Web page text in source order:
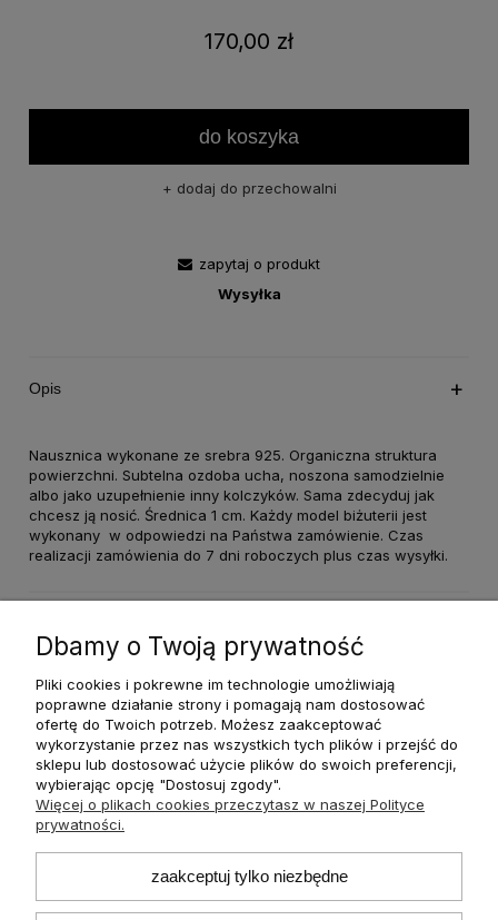
170,00 zł
do koszyka
dodaj do przechowalni
zapytaj o produkt
Wysyłka
Opis
Nausznica wykonane ze srebra 925. Organiczna struktura
powierzchni. Subtelna ozdoba ucha, noszona samodzielnie
albo jako uzupełnienie inny kolczyków. Sama zdecyduj jak
chcesz ją nosić. Średnica 1 cm. Każdy model biżuterii jest
wykonany w odpowiedzi na Państwa zamówienie. Czas
realizacji zamówienia do 7 dni roboczych plus czas wysyłki.
O nas
Płatności i dostawa
Informacje
Dbamy o Twoją prywatność
Pliki cookies i pokrewne im technologie umożliwiają
poprawne działanie strony i pomagają nam dostosować
ofertę do Twoich potrzeb. Możesz zaakceptować
wykorzystanie przez nas wszystkich tych plików i przejść do
sklepu lub dostosować użycie plików do swoich preferencji,
wybierając opcję "Dostosuj zgody".
Więcej o plikach cookies przeczytasz w naszej Polityce
prywatności.
zaakceptuj tylko niezbędne